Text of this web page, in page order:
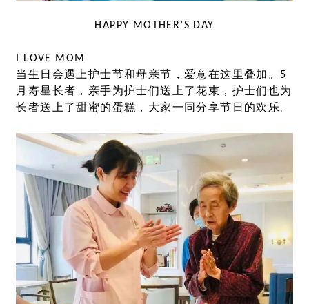
HAPPY MOTHER’S DAY
I LOVE MOM
当生日会遇上护士节和母亲节，爱意在这里叠加。5
月寿星长者，亲手为护士们送上了花束，护士们也为
长者送上了甜蜜的蛋糕，大家一同分享节日的欢乐。